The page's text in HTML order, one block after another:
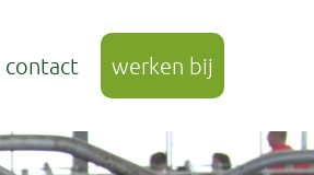
contact werken bij